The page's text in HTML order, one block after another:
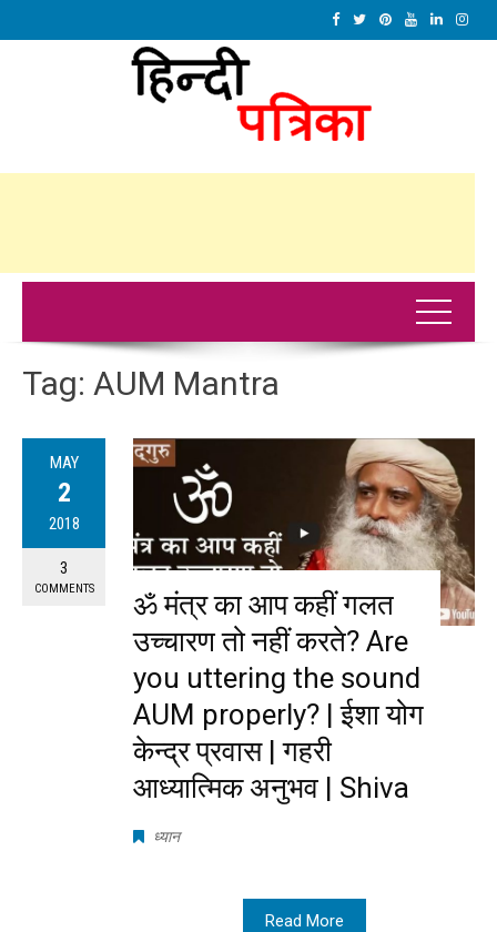
Tag: AUM Mantra
MAY
2
2018
3
COMMENTS
ॐ मंत्र का आप कहीं गलत
उच्चारण तो नहीं करते? Are
you uttering the sound
AUM properly? | ईशा योग
केन्द्र प्रवास | गहरी
आध्यात्मिक अनुभव | Shiva
ध्यान
Read More